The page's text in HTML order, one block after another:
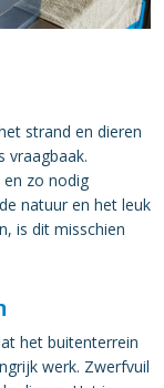
strand en dieren
vraagbaak.
zo nodig
natuur en het leuk
is dit misschien
het buitenterrein
werk. Zwerfvuil